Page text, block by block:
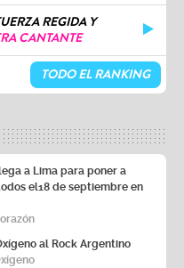
REGIDA Y
CANTANTE
TODO EL RANKING
a Lima para poner a
el18 de septiembre en
al Rock Argentino